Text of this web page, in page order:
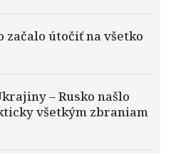
začalo útočiť na všetko
– Rusko našlo
všetkým zbraniam